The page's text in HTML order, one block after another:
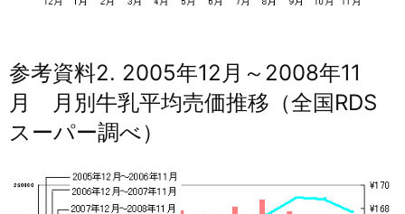
参考資料2. 2005年12月～2008年11
月 月別牛乳平均売価推移（全国RDS
スーパー調べ）